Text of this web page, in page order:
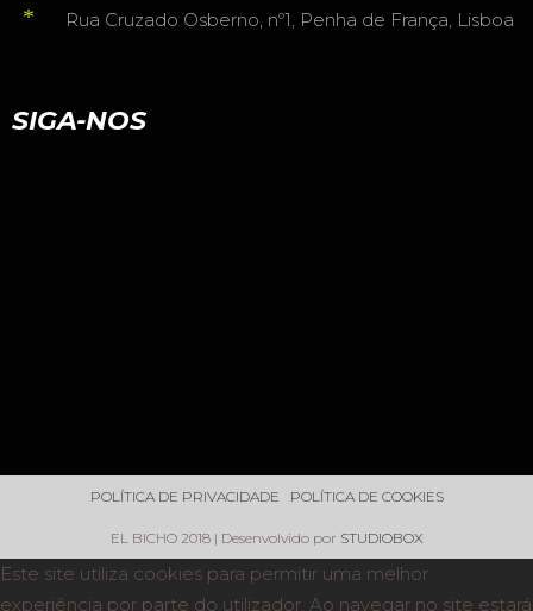
Rua Cruzado Osberno, nº1, Penha de França, Lisboa
SIGA-NOS
POLÍTICA DE PRIVACIDADE POLÍTICA DE COOKIES
EL BICHO 2018 | Desenvolvido por STUDIOBOX
Este site utiliza cookies para permitir uma melhor
experiência por parte do utilizador. Ao navegar no site estará